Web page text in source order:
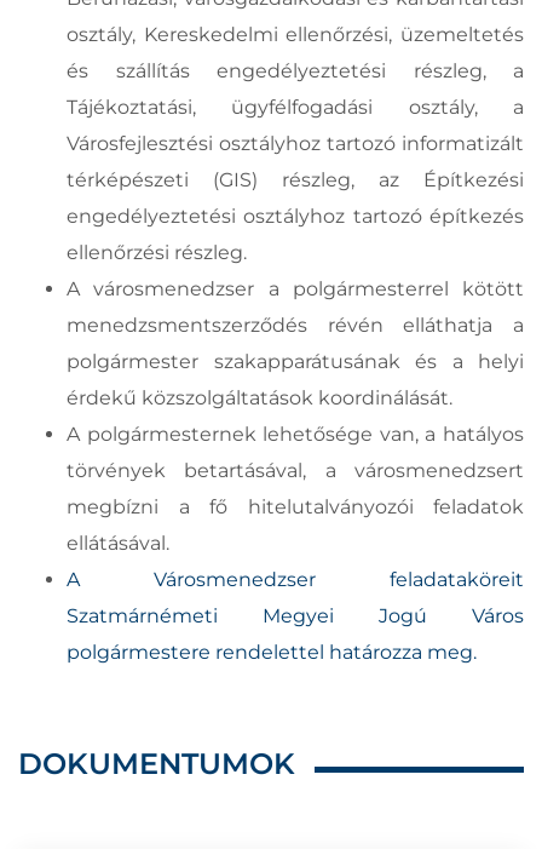
osztály, Kereskedelmi ellenőrzési, üzemeltetés
és szállítás engedélyeztetési részleg, a
Tájékoztatási, ügyfélfogadási osztály, a
Városfejlesztési osztályhoz tartozó informatizált
térképészeti (GIS) részleg, az Építkezési
engedélyeztetési osztályhoz tartozó építkezés
ellenőrzési részleg.
A városmenedzser a polgármesterrel kötött
menedzsmentszerződés révén elláthatja a
polgármester szakapparátusának és a helyi
érdekű közszolgáltatások koordinálását.
A polgármesternek lehetősége van, a hatályos
törvények betartásával, a városmenedzsert
megbízni a fő hitelutalványozói feladatok
ellátásával.
A Városmenedzser feladataköreit
Szatmárnémeti Megyei Jogú Város
polgármestere rendelettel határozza meg.
DOKUMENTUMOK